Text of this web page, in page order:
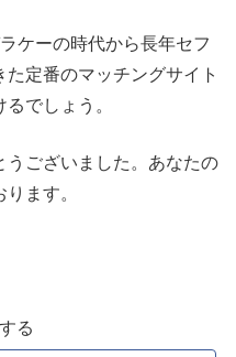
ケーの時代から長年セフ
定番のマッチングサイト
でしょう。
ございました。あなたの
ます。
る